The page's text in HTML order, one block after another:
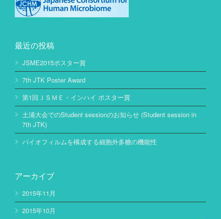
最近の投稿
JSME2015ポスター賞
7th JTK Poster Award
第1回ＪＳＭＥ・インハイ ポスター賞
土浦大会でのStudent sessionのお知らせ (Student session in
7th JTK)
バイオフィルムを構成する細胞外多糖の機能性
アーカイブ
2015年11月
2015年10月